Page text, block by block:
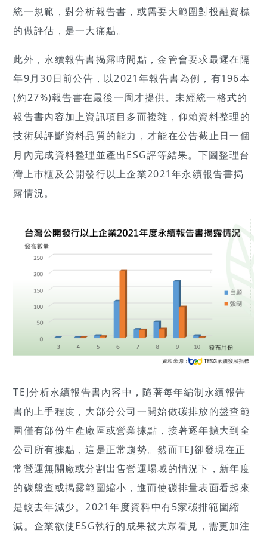
統一規範，對分析報告書，或需要大範圍對投融資標
的做評估，是一大痛點。
此外，永續報告書揭露時間點，金管會要求最遲在隔
年9月30日前公告，以2021年報告書為例，有196本
(約27%)報告書在最後一周才提供。未經統一格式的
報告書內容加上資訊項目多而複雜，仰賴資料整理的
技術與評斷資料品質的能力，才能在公告截止日一個
月內完成資料整理並產出ESG評等結果。下圖整理台
灣上市櫃及公開發行以上企業2021年永續報告書揭
露情況。
TEJ分析永續報告書內容中，隨著每年編制永續報告
書的上手程度，大部分公司一開始做碳排放的盤查範
圍僅有部份生產廠區或營業據點，接著逐年擴大到全
公司所有據點，這是正常趨勢。然而TEJ卻發現在正
常營運無關廠或分割出售營運場域的情況下，新年度
的碳盤查或揭露範圍縮小，進而使碳排量表面看起來
是較去年減少。2021年度資料中有5家碳排範圍縮
減。企業欲使ESG執行的成果被大眾看見，需更加注